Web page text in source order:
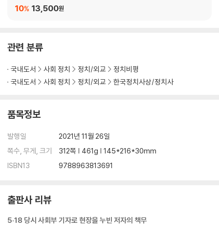
1. 5·18 이전 144
2. 5·18 기간 149
오찬모임, 낮밥만 먹었을까 154
공수부대의 광주 폭행, 부마의 추억인가 156
‘보안사 광주분실’ 만들다 160
“계엄사가 선무공작했어요” 164
5월 20일 169
“조기 진압, 조기 진압” 외운 사람은 170
자위권 발동 ‘중심자’는 173
“전 각하, 자위권 발동 강조” 176
13,500원
10%
관련 분류
국내도서 사회 정치 정치/외교
정치비평
국내도서
사회 정치 정치/외교 한국정치사상/정치사
품목정보
발행일
2021년 11월 26일
쪽수, 무게, 크기
312쪽 | 461g | 145*216*30mm
ISBN13
9788963813691
출판사 리뷰
5·18 당시 사회부 기자로 현장을 누빈 저자의 책무